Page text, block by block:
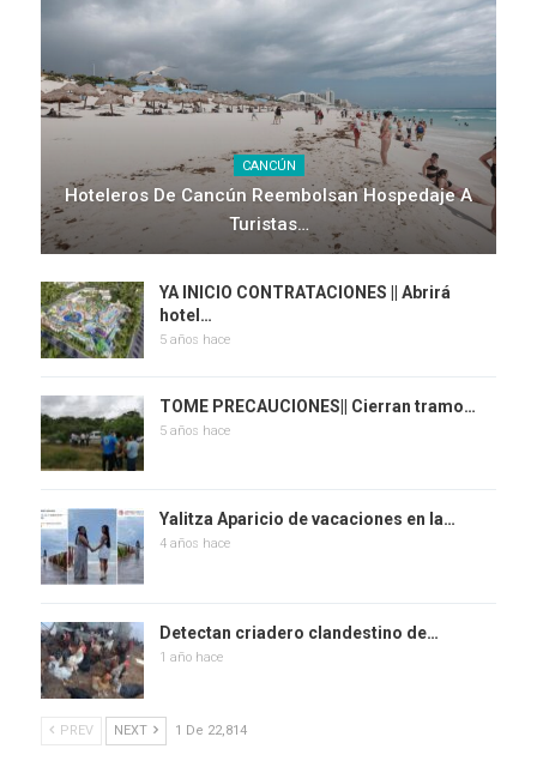
CANCÚN
Hoteleros De Cancún Reembolsan Hospedaje A
Turistas…
YA INICIO CONTRATACIONES || Abrirá
hotel…
5 años hace
TOME PRECAUCIONES|| Cierran tramo…
5 años hace
Yalitza Aparicio de vacaciones en la…
4 años hace
Detectan criadero clandestino de…
1 año hace
PREV NEXT 1 De 22,814